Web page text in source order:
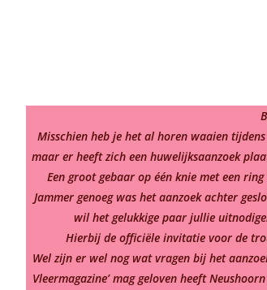
Misschien heb je het al horen waaien
maar er heeft zich een huwelijksaanzoek
Een groot gebaar op één knie met een
Jammer genoeg was het aanzoek achter
wil het gelukkige paar jullie
Hierbij de officiële invitatie voor de
Wel zijn er wel nog wat vragen bij het
Vleermagazine’ mag geloven heeft